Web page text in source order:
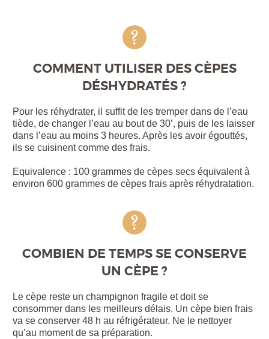
COMMENT UTILISER DES CÈPES
DÉSHYDRATÉS ?
Pour les réhydrater, il suffit de les tremper dans de l’eau
tiède, de changer l’eau au bout de 30’, puis de les laisser
dans l’eau au moins 3 heures. Après les avoir égouttés,
ils se cuisinent comme des frais.
Equivalence : 100 grammes de cèpes secs équivalent à
environ 600 grammes de cèpes frais après réhydratation.
COMBIEN DE TEMPS SE CONSERVE
UN CÈPE ?
Le cèpe reste un champignon fragile et doit se
consommer dans les meilleurs délais. Un cèpe bien frais
va se conserver 48 h au réfrigérateur. Ne le nettoyer
qu’au moment de sa préparation.